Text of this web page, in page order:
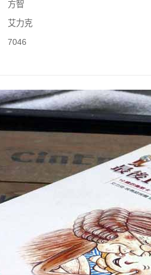
方智
艾力克
7046